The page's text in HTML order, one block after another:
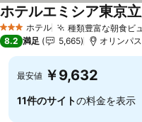
3 ホテルのランク
ホテル 種類豊富な朝食ビ
ホテルエミシア東京立
8.2 満足 5,665 オリンパ
最安値 ￥9,632
11件のサイトの料金を表示